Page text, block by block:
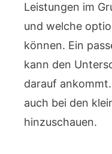
Leistungen im
und welche
können. Ein
kann den
darauf
auch bei den
hinzuschauen.